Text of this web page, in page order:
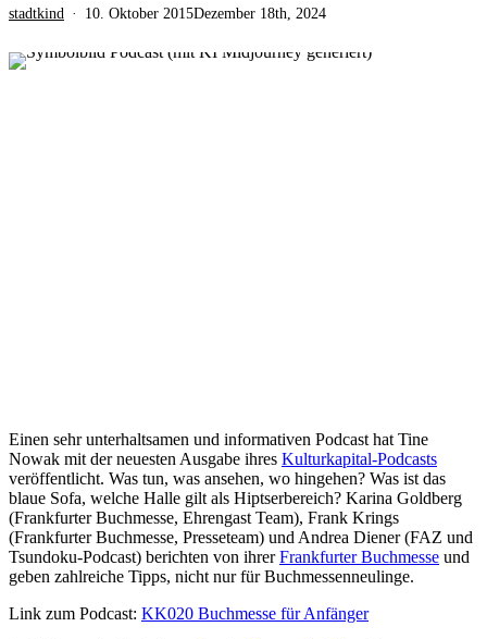
stadtkind 10. Oktober 2015Dezember 18th, 2024
Einen sehr unterhaltsamen und informativen Podcast hat Tine
Nowak mit der neuesten Ausgabe ihres Kulturkapital-Podcasts
veröffentlicht. Was tun, was ansehen, wo hingehen? Was ist das
blaue Sofa, welche Halle gilt als Hiptserbereich? Karina Goldberg
(Frankfurter Buchmesse, Ehrengast Team), Frank Krings
(Frankfurter Buchmesse, Presseteam) und Andrea Diener (FAZ und
Tsundoku-Podcast) berichten von ihrerFrankfurter Buchmesse und
geben zahlreiche Tipps, nicht nur für Buchmessenneulinge.
Link zum Podcast: KK020 Buchmesse für Anfänger